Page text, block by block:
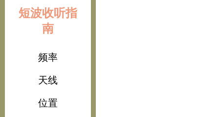
短波收听指
南
频率
天线
位置